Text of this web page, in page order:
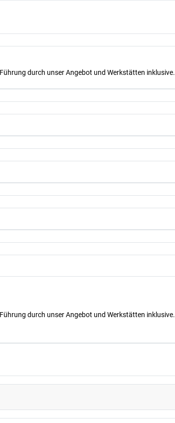
durch unser Angebot und Werkstätten inklusive.
durch unser Angebot und Werkstätten inklusive.